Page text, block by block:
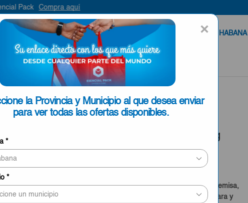
×
la Provincia y Municipio al que desea enviar
para ver todas las ofertas disponibles.
*
*
aquí
SEARCH
INPUT
ENVIAR A LA HABANA
Patata Gourmet Frita Jamón 150g
€2,40
13 personas revisando este producto ahora
Este producto puede ser entregado en Pinar del Río, Artemisa,
Mayabeque, La Habana, Matanzas, Cienfuegos, Villa Clara y